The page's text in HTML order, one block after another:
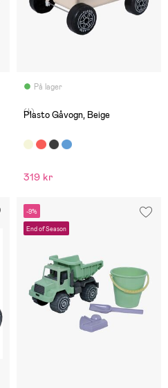
På lager
(4)
Plasto Gåvogn, Beige
319 kr
-9%
End of Season